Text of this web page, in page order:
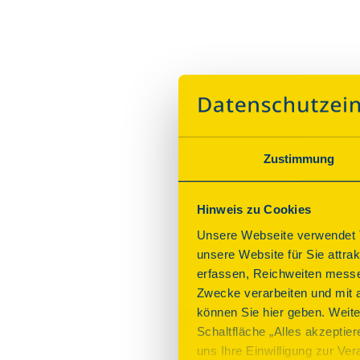
Zustimmung
Hinweis zu Cookies
Unsere Webseite
unsere Website für Sie
erfassen, Reichweiten
Zwecke verarbeiten und mit
können Sie hier geben.
Schaltfläche „Alles
uns Ihre Einwilligung zur